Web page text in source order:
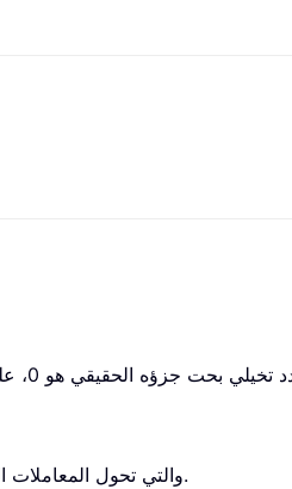
، والتي تحول المعاملات الحقيقية والتخيلية إلى عدد مركب.